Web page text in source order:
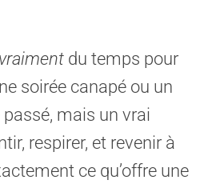
vraiment du temps pour
soirée canapé ou un
mais un vrai
respirer, et revenir à
ce qu’offre une